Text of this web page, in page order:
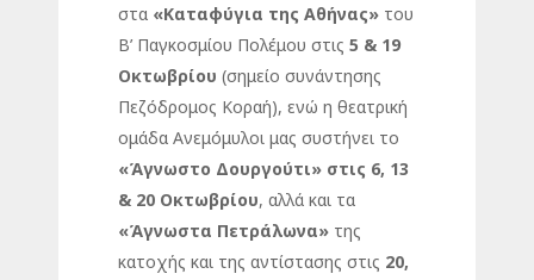
στα «Καταφύγια της Αθήνας» του
Β’ Παγκοσμίου Πολέμου στις 5 & 19
Οκτωβρίου (σημείο συνάντησης
Πεζόδρομος Κοραή), ενώ η θεατρική
ομάδα Ανεμόμυλοι μας συστήνει το
«Άγνωστο Δουργούτι» στις 6, 13
& 20 Οκτωβρίου, αλλά και τα
«Άγνωστα Πετράλωνα» της
κατοχής και της αντίστασης στις 20,